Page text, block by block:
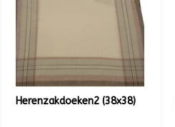
Herenzakdoeken2 (38x38)